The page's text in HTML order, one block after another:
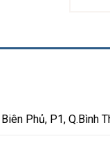
Phủ, P1, Q.Bình